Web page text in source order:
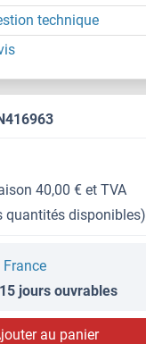
technique
40,00 € et TVA
quantités disponibles)
France
jours ouvrables
au panier